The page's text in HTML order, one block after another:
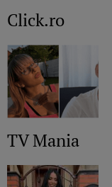
Click.ro
TV Mania